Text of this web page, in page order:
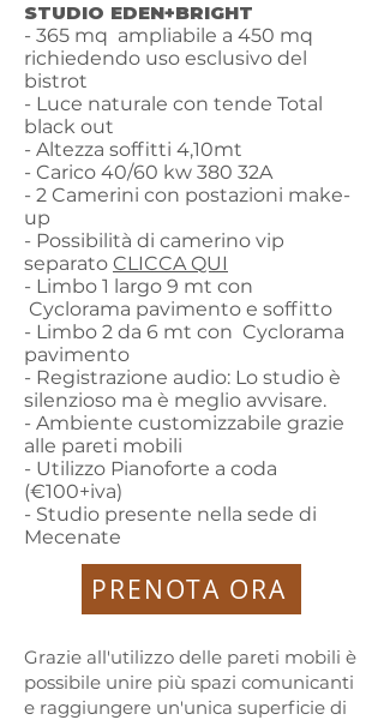
STUDIO EDEN+BRIGHT
- 365 mq ampliabile a 450 mq
richiedendo uso esclusivo del
bistrot
- Luce naturale con tende Total
black out
- Altezza soffitti 4,10mt
- Carico 40/60 kw 380 32A
- 2 Camerini con postazioni make-
up
- Possibilità di camerino vip
separato CLICCA QUI
- Limbo 1 largo 9 mt con
Cyclorama pavimento e soffitto
- Limbo 2 da 6 mt con Cyclorama
pavimento
- Registrazione audio: Lo studio è
silenzioso ma è meglio avvisare.
- Ambiente customizzabile grazie
alle pareti mobili
- Utilizzo Pianoforte a coda
(€100+iva)
- Studio presente nella sede di
Mecenate
Grazie all'utilizzo delle pareti mobili è
possibile unire più spazi comunicanti
e raggiungere un'unica superficie di
PRENOTA ORA